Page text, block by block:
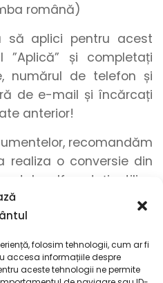
folosim tehnologii, cum ar fi
accesa informațiile despre
aceste tehnologii ne permite
română)
să aplici pentru acest
”Aplică” și completați
, numărul de telefon și
de e-mail și încărcați
anterior!
recomandăm
realiza o conversie din
.pdf, puteți utiliza
din Microsoft Word
a realiza o conversie
.png sau .jpg, și
online.